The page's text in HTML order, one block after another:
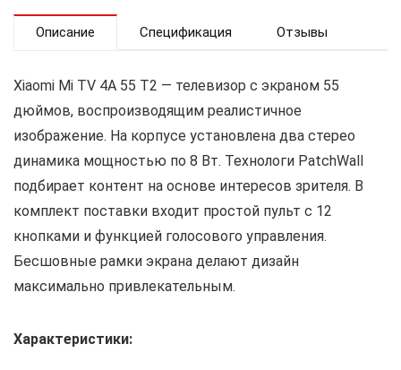
Описание Спецификация Отзывы
Xiaomi Mi TV 4A 55 T2 — телевизор с экраном 55
дюймов, воспроизводящим реалистичное
изображение. На корпусе установлена два стерео
динамика мощностью по 8 Вт. Технологи PatchWall
подбирает контент на основе интересов зрителя. В
комплект поставки входит простой пульт с 12
кнопками и функцией голосового управления.
Бесшовные рамки экрана делают дизайн
максимально привлекательным.
Характеристики: